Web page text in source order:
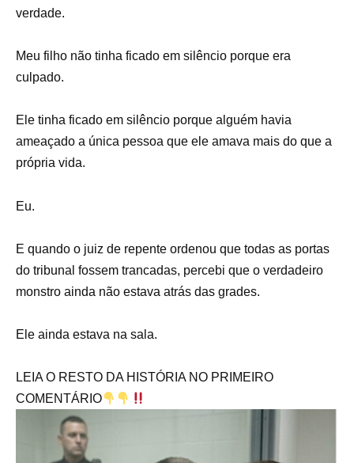
verdade.
Meu filho não tinha ficado em silêncio porque era
culpado.
Ele tinha ficado em silêncio porque alguém havia
ameaçado a única pessoa que ele amava mais do que a
própria vida.
Eu.
E quando o juiz de repente ordenou que todas as portas
do tribunal fossem trancadas, percebi que o verdadeiro
monstro ainda não estava atrás das grades.
Ele ainda estava na sala.
LEIA O RESTO DA HISTÓRIA NO PRIMEIRO
COMENTÁRIO